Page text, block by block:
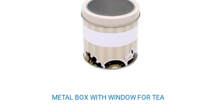
METAL BOX WITH WINDOW FOR TEA